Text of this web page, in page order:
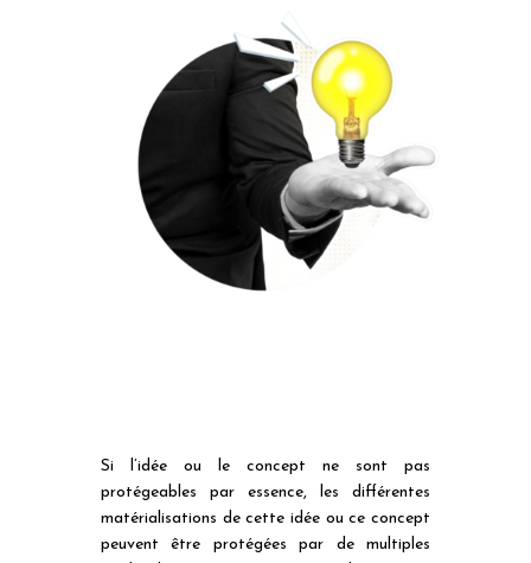
Si l’idée ou le concept ne sont pas
protégeables par essence, les différentes
matérialisations de cette idée ou ce concept
peuvent être protégées par de multiples